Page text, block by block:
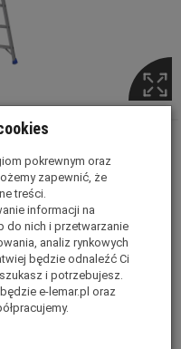
Pro
cech.
pokrewnym oraz
zapewnić, że
treści.
informacji na
do nich i przetwarzanie
analiz rynkowych
będzie odnaleźć Ci
i potrzebujesz.
e-lemar.pl oraz